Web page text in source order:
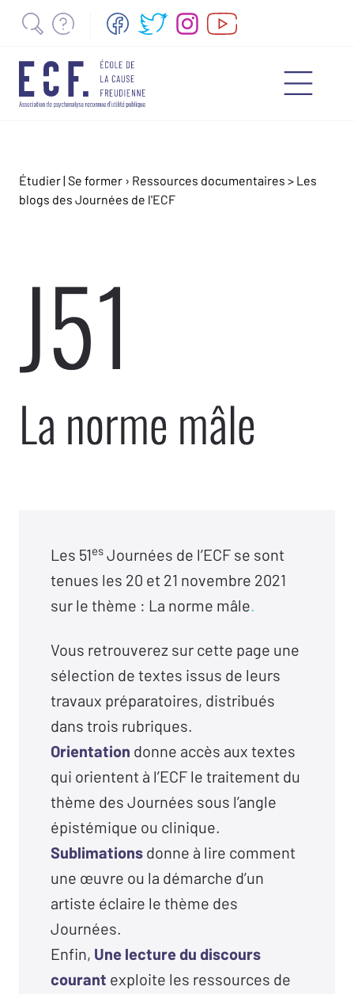
Étudier | Se former › Ressources documentaires > Les
blogs des Journées de l'ECF
J51
La norme mâle
Les 51es Journées de l’ECF se sont
tenues les 20 et 21 novembre 2021
sur le thème : La norme mâle.
Vous retrouverez sur cette page une
sélection de textes issus de leurs
travaux préparatoires, distribués
dans trois rubriques.
Orientation donne accès aux textes
qui orientent à l’ECF le traitement du
thème des Journées sous l’angle
épistémique ou clinique.
Sublimations donne à lire comment
une œuvre ou la démarche d’un
artiste éclaire le thème des
Journées.
Enfin, Une lecture du discours
courant exploite les ressources de